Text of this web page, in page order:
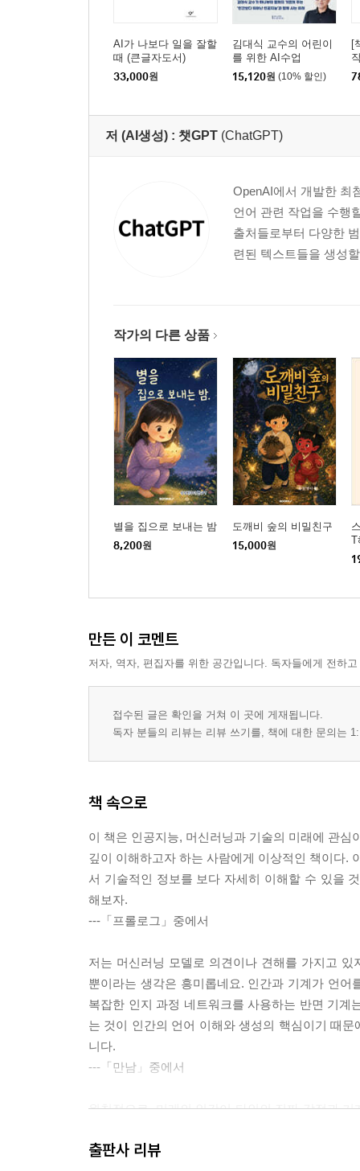
AI가 나보다 일을 잘할
때 (큰글자도서)
33,000원
김대식 교수의 어린이
를 위한 AI수업
15,120원 (10% 할인)
[
저 (AI생성) : 챗GPT (ChatGPT)
OpenAI에서 개발한 최
언어 관련 작업을 수행
출처들로부터 다양한
련된 텍스트들을 생성
작가의 다른 상품
별을 집으로 보내는 밤
8,200원
도깨비 숲의 비밀친구
15,000원
T
만든 이 코멘트
저자, 역자, 편집자를 위한 공간입니다. 독자들에게 전하
접수된 글은 확인을 거쳐 이 곳에 게재됩니다.
독자 분들의 리뷰는 리뷰 쓰기를, 책에 대한 문의는
책 속으로
이 책은 인공지능, 머신러닝과 기술의 미래에 관
깊이 이해하고자 하는 사람에게 이상적인 책이다.
서 기술적인 정보를 보다 자세히 이해할 수 있을
해보자.
---「프롤로그」중에서
저는 머신러닝 모델로 의견이나 견해를 가지고 있
뿐이라는 생각은 흥미롭네요. 인간과 기계가 언
복잡한 인지 과정 네트워크를 사용하는 반면 기
는 것이 인간의 언어 이해와 생성의 핵심이기 때
니다.
---「만남」중에서
원칙적으로, 미래의 인간이 타인의 진짜 감정과
숙해지면 질수록, 기계에게 인간과 유사한 감정을
출판사 리뷰